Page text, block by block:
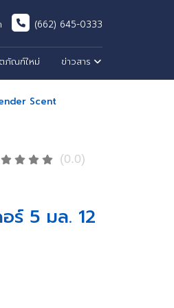
(662) 645-0333
ภัณฑ์ใหม่ ข่าวสาร
Scent
(0.0)
ร์ 5 มล. 12